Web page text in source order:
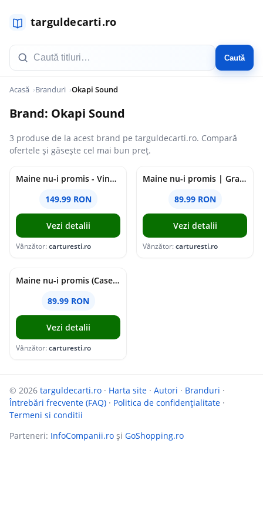
Caută
Acasă Branduri Okapi Sound
Brand: Okapi Sound
3 produse de la acest brand pe targuldecarti.ro. Compară
ofertele și găsește cel mai bun preț.
Maine nu-i promis - Vinyl | Grasu XXL
149.99 RON
Vezi detalii
Vânzător:carturesti.ro
Maine nu-i promis | Grasu XXL
89.99 RON
Vezi detalii
Vânzător:carturesti.ro
Maine nu-i promis (Caseta) | Grasu XXL
89.99 RON
Vezi detalii
Vânzător:carturesti.ro
© 2026 targuldecarti.ro · Harta site · Autori · Branduri ·
Întrebări frecvente (FAQ) · Politica de confidențialitate ·
Termeni si conditii
Parteneri: InfoCompanii.ro și GoShopping.ro